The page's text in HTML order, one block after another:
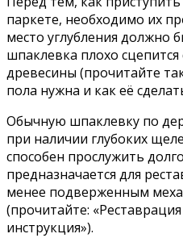
паркете, необходимо их
место углубления должно
шпаклевка плохо
древесины (прочитайте
пола нужна и как её
Обычную шпаклевку по
при наличии глубоких
способен прослужить
предназначается для
менее подверженным
(прочитайте:
инструкция»).